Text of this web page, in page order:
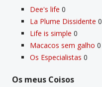
Dee's life 0
La Plume Dissidente 0
Life is simple 0
Macacos sem galho 0
Os Especialistas 0
Os meus Coisos